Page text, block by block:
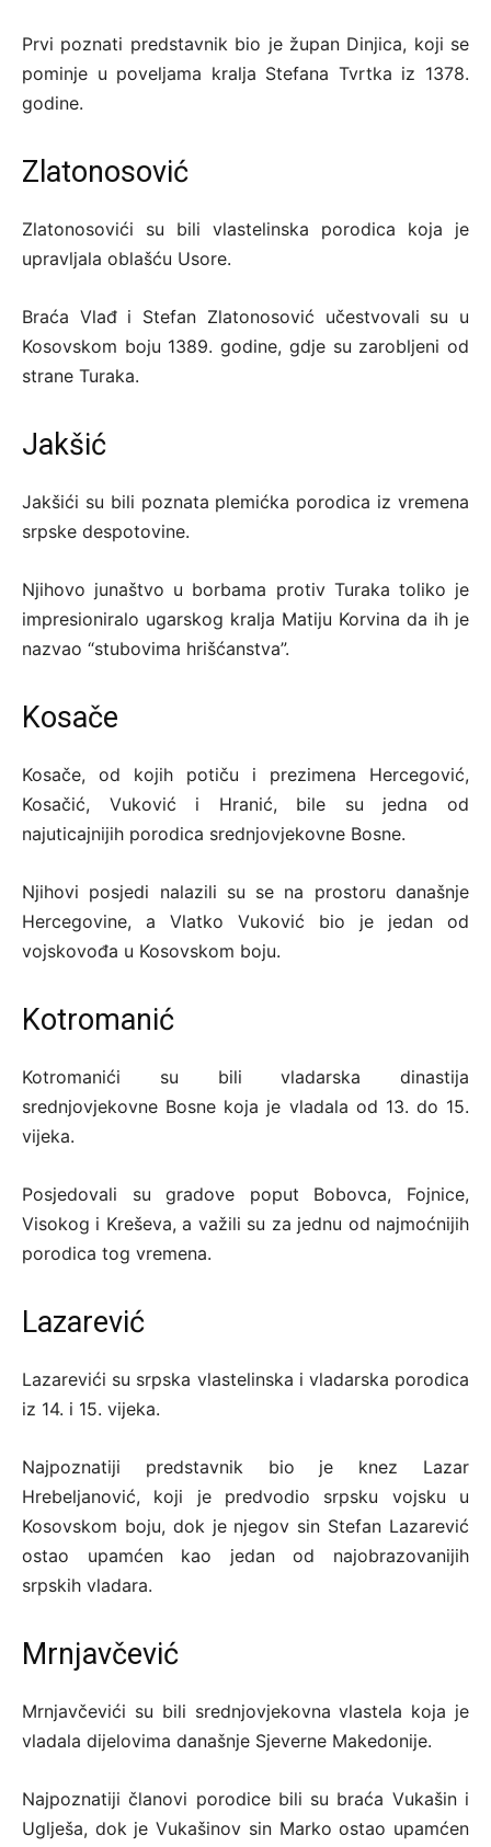
Prvi poznati predstavnik bio je župan Dinjica, koji se
pominje u poveljama kralja Stefana Tvrtka iz 1378.
godine.
Zlatonosović
Zlatonosovići su bili vlastelinska porodica koja je
upravljala oblašću Usore.
Braća Vlađ i Stefan Zlatonosović učestvovali su u
Kosovskom boju 1389. godine, gdje su zarobljeni od
strane Turaka.
Jakšić
Jakšići su bili poznata plemićka porodica iz vremena
srpske despotovine.
Njihovo junaštvo u borbama protiv Turaka toliko je
impresioniralo ugarskog kralja Matiju Korvina da ih je
nazvao “stubovima hrišćanstva”.
Kosače
Kosače, od kojih potiču i prezimena Hercegović,
Kosačić, Vuković i Hranić, bile su jedna od
najuticajnijih porodica srednjovjekovne Bosne.
Njihovi posjedi nalazili su se na prostoru današnje
Hercegovine, a Vlatko Vuković bio je jedan od
vojskovođa u Kosovskom boju.
Kotromanić
Kotromanići su bili vladarska dinastija
srednjovjekovne Bosne koja je vladala od 13. do 15.
vijeka.
Posjedovali su gradove poput Bobovca, Fojnice,
Visokog i Kreševa, a važili su za jednu od najmoćnijih
porodica tog vremena.
Lazarević
Lazarevići su srpska vlastelinska i vladarska porodica
iz 14. i 15. vijeka.
Najpoznatiji predstavnik bio je knez Lazar
Hrebeljanović, koji je predvodio srpsku vojsku u
Kosovskom boju, dok je njegov sin Stefan Lazarević
ostao upamćen kao jedan od najobrazovanijih
srpskih vladara.
Mrnjavčević
Mrnjavčevići su bili srednjovjekovna vlastela koja je
vladala dijelovima današnje Sjeverne Makedonije.
Najpoznatiji članovi porodice bili su braća Vukašin i
Uglješa, dok je Vukašinov sin Marko ostao upamćen